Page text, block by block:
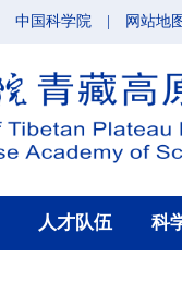
中国科学院 网站地
人才队伍 科